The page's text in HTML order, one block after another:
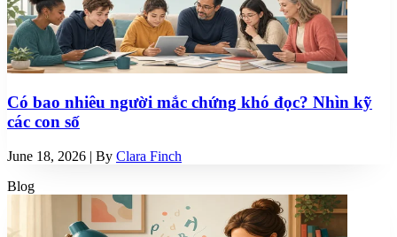
Có bao nhiêu người mắc chứng khó đọc? Nhìn kỹ
các con số
June 18, 2026 | By Clara Finch
Blog